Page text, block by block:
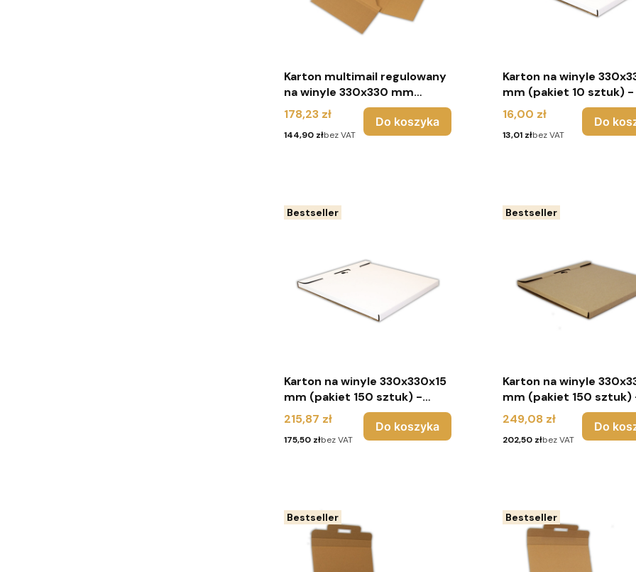
Karton multimail regulowany
na winyle 330x330 mm
(pakiet 70sztuk) - brąz
Cena
178,23 zł
Cena
144,90 złbez VAT
Do koszyka
Karton na winyle 330x330x15
mm (pakiet 10 sztuk) -
Cena
16,00 zł
Cena
13,01 złbez VAT
Do
Bestseller
Karton na winyle 330x330x15
mm (pakiet 150 sztuk) -
biały
Cena
215,87 zł
Cena
175,50 złbez VAT
Do koszyka
Bestseller
Karton na winyle 330x330x15
mm (pakiet 150 sztuk)
Cena
249,08 zł
Cena
202,50 złbez VAT
Do
Bestseller Bestseller